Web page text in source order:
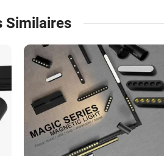
Similaires